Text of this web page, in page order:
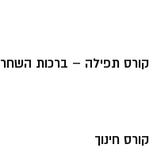
קורס תפילה – ברכות השחר
קורס חינוך